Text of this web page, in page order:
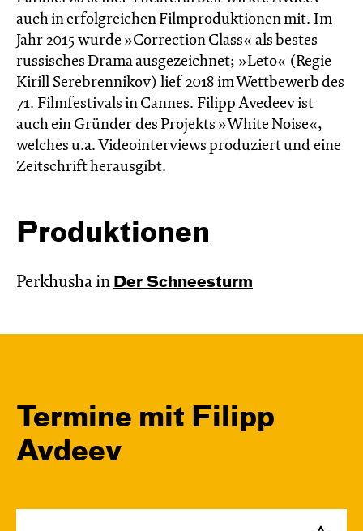
auch in erfolgreichen Filmproduktionen mit. Im
Jahr 2015 wurde »Correction Class« als bestes
russisches Drama ausgezeichnet; »Leto« (Regie
Kirill Serebrennikov) lief 2018 im Wettbewerb des
71. Filmfestivals in Cannes. Filipp Avedeev ist
auch ein Gründer des Projekts »White Noise«,
welches u.a. Videointerviews produziert und eine
Zeitschrift herausgibt.
Produktionen
Perkhusha in Der Schnee­sturm
Termine mit Filipp
Avdeev